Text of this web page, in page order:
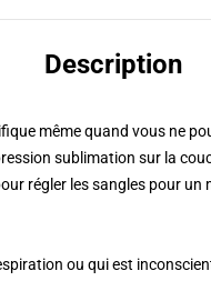
Description
même quand vous ne
sublimation sur la
régler les sangles pour
ou qui est